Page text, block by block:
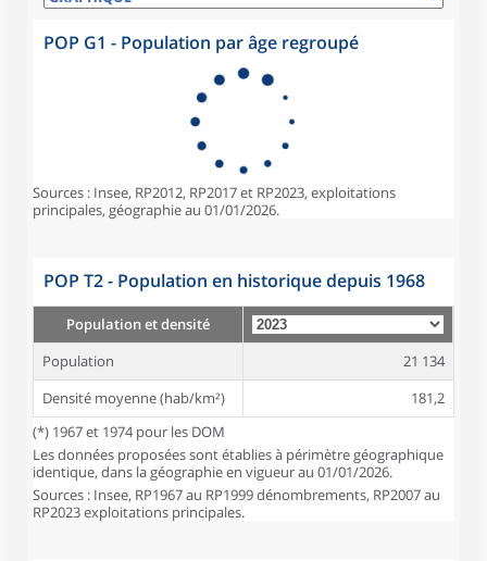
POP G1 - Population par âge regroupé
Sources : Insee, RP2012, RP2017 et RP2023, exploitations
principales, géographie au 01/01/2026.
POP T2 - Population en historique depuis 1968
Population et densité
Population
21 134
Densité moyenne (hab/km²)
181,2
(*) 1967 et 1974 pour les DOM
Les données proposées sont établies à périmètre géographique
identique, dans la géographie en vigueur au 01/01/2026.
Sources : Insee, RP1967 au RP1999 dénombrements, RP2007 au
RP2023 exploitations principales.